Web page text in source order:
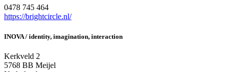
0478 745 464
https://brightcircle.nl/
INOVA / identity, imagination, interaction
Kerkveld 2
5768 BB Meijel